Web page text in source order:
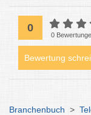
0
0
Bewertung
Branchenbuch >